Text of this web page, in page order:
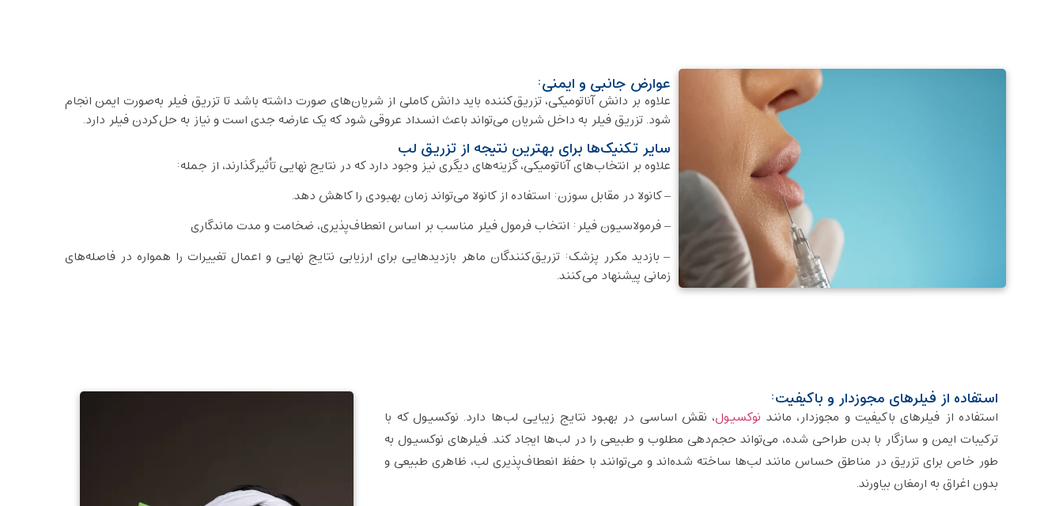
عوارض جانبی و ایمنی:
علاوه بر دانش آناتومیکی، تزریق‌کننده باید دانش کاملی از شریان‌های صورت داشته باشد تا تزریق فیلر به‌صورت ایمن انجام
شود. تزریق فیلر به داخل شریان می‌تواند باعث انسداد عروقی شود که یک عارضه جدی است و نیاز به حل‌کردن فیلر دارد.
سایر تکنیک‌ها برای بهترین نتیجه از تزریق لب
علاوه بر انتخاب‌های آناتومیکی، گزینه‌های دیگری نیز وجود دارد که در نتایج نهایی تأثیرگذارند، از جمله:
– کانولا در مقابل سوزن: استفاده از کانولا می‌تواند زمان بهبودی را کاهش دهد.
– فرمولاسیون فیلر: انتخاب فرمول فیلر مناسب بر اساس انعطاف‌پذیری، ضخامت و مدت ماندگاری
– بازدید مکرر پزشک: تزریق‌کنندگان ماهر بازدیدهایی برای ارزیابی نتایج نهایی و اعمال تغییرات را همواره در فاصله‌های
زمانی پیشنهاد می‌کنند.
استفاده از فیلرهای مجوزدار و باکیفیت:
استفاده از فیلرهای باکیفیت و مجوزدار، مانند نوکسیول، نقش اساسی در بهبود نتایج زیبایی لب‌ها دارد. نوکسیول که با
ترکیبات ایمن و سازگار با بدن طراحی شده، می‌تواند حجم‌دهی مطلوب و طبیعی را در لب‌ها ایجاد کند. فیلرهای نوکسیول به
طور خاص برای تزریق در مناطق حساس مانند لب‌ها ساخته شده‌اند و می‌توانند با حفظ انعطاف‌پذیری لب، ظاهری طبیعی و
بدون اغراق به ارمغان بیاورند.